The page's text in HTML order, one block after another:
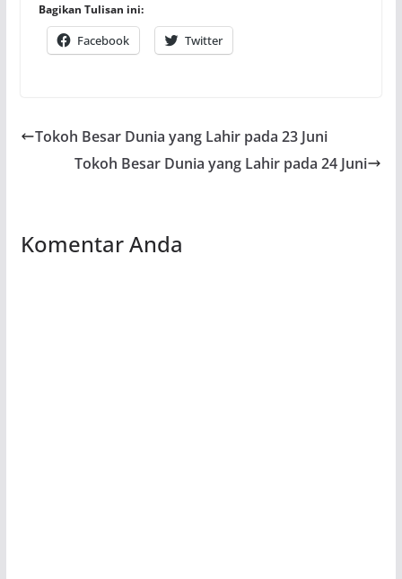
Bagikan Tulisan ini:
Facebook Twitter
Tokoh Besar Dunia yang Lahir pada 23 Juni
Tokoh Besar Dunia yang Lahir pada 24 Juni
Komentar Anda